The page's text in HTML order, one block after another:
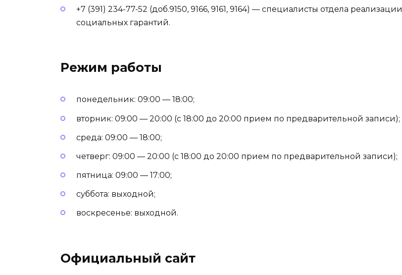
+7 (391) 234-77-52 (доб.9150, 9166, 9161, 9164) — специалисты отдела реализации
социальных гарантий.
Режим работы
понедельник: 09:00 — 18:00;
вторник: 09:00 — 20:00 (с 18:00 до 20:00 прием по предварительной записи);
среда: 09:00 — 18:00;
четверг: 09:00 — 20:00 (с 18:00 до 20:00 прием по предварительной записи);
пятница: 09:00 — 17:00;
суббота: выходной;
воскресенье: выходной.
Официальный сайт